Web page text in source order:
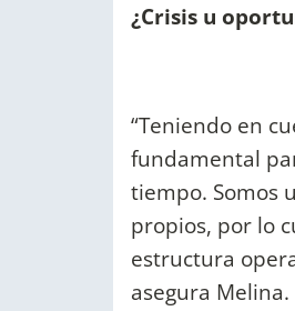
¿Crisis u
“Teniendo en
fundamental
tiempo. Somos
propios, por lo
estructura
asegura Melina.